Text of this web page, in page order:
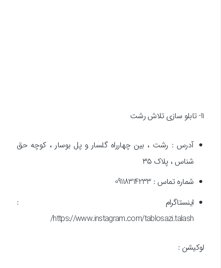
11- تابلو سازی تلاش رشت
آدرس : رشت ، بین چهارراه گلسار و پل بوسار ، کوچه حق
شناس ، پلاک ۳۵
شماره تماس : 09118314233
اینستاگرام :
https://www.instagram.com/tablosazi.talash/
لوکیشن :